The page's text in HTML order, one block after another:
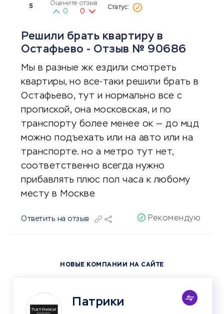
5 Оцените отзыв
0 0
Решили брать квартиру в
Остафьево - Отзыв № 90686
Мы в разные жк ездили смотреть
квартиры, но все-таки решили брать в
Остафьево, тут и нормально все с
пропиской, она московская, и по
транспорту более менее ок — до мцд
можно подъехать или на авто или на
транспорте. но а метро тут нет,
соответственно всегда нужно
прибавлять плюс пол часа к любому
месту в Москве
Ответить на отзыв Рекомендую
НОВЫЕ КОМПАНИИ НА САЙТЕ
Патрики